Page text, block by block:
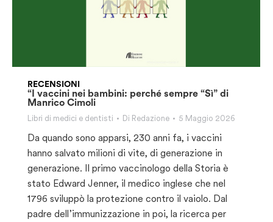
RECENSIONI
“I vaccini nei bambini: perché sempre “Sì” di
Manrico Cimoli
Libri di medici e dentisti Di Redazione 5 Maggio 2026
Da quando sono apparsi, 230 anni fa, i vaccini
hanno salvato milioni di vite, di generazione in
generazione. Il primo vaccinologo della Storia è
stato Edward Jenner, il medico inglese che nel
1796 sviluppò la protezione contro il vaiolo. Dal
padre dell’immunizzazione in poi, la ricerca per